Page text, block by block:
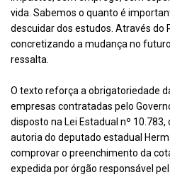
vida. Sabemos o quanto é
descuidar dos estudos. Através do
concretizando a mudança no
ressalta.
O texto reforça a obrigatoriedade
empresas contratadas pelo
disposto na Lei Estadual nº
autoria do deputado estadual
comprovar o preenchimento da
expedida por órgão responsável